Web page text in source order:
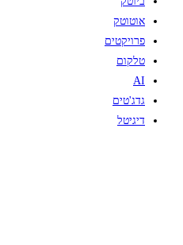
אוטוטק
פרויקטים
טלקום
AI
גדג'טים
דיגיטל